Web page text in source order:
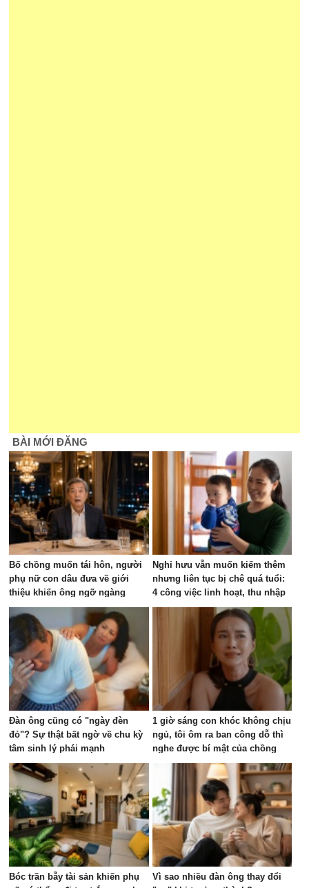
BÀI MỚI ĐĂNG
Bố chồng muốn tái hôn, người
phụ nữ con dâu đưa về giới
thiệu khiến ông ngỡ ngàng
Nghỉ hưu vẫn muốn kiếm thêm
nhưng liên tục bị chê quá tuổi:
4 công việc linh hoạt, thu nhập
vài triệu đồng mỗi tháng
Đàn ông cũng có "ngày đèn
đỏ"? Sự thật bất ngờ về chu kỳ
tâm sinh lý phái mạnh
1 giờ sáng con khóc không chịu
ngủ, tôi ôm ra ban công dỗ thì
nghe được bí mật của chồng
Bóc trần bẫy tài sản khiến phụ
Vì sao nhiều đàn ông thay đổi